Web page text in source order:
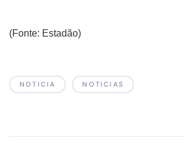
(Fonte: Estadão)
NOTICIA NOTICIAS